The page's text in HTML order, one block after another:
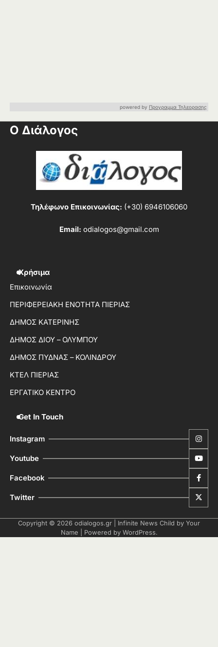
powered by Προγραμμα Τηλεορασης
Ο Διάλογος
Τηλέφωνο Επικοινωνίας: (+30) 6946106060
Email: odialogos@gmail.com
Χρήσιμα
Επικοινωνία
ΠΕΡΙΦΕΡΕΙΑΚΗ ΕΝΟΤΗΤΑ ΠΙΕΡΙΑΣ
ΔΗΜΟΣ ΚΑΤΕΡΙΝΗΣ
ΔΗΜΟΣ ΔΙΟΥ – ΟΛΥΜΠΟΥ
ΔΗΜΟΣ ΠΥΔΝΑΣ – ΚΟΛΙΝΔΡΟΥ
ΚΤΕΛ ΠΙΕΡΙΑΣ
ΕΡΓΑΤΙΚΟ ΚΕΝΤΡΟ
Get In Touch
Instagram
Youtube
Facebook
Twitter
Copyright © 2026 odialogos.gr | Infinite News Child by Your
Name | Powered by WordPress.